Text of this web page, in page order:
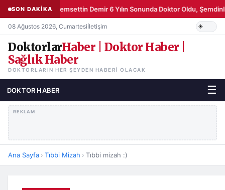
SON DAKİKA Şemsettin Demir 6 Yılın Sonunda Doktor Oldu,
08 Ağustos 2026, Cumartesiİletişim
DoktorlarHaber | Doktor Haber |
Sağlık Haber
DOKTORLARIN HER ŞEYDEN HABERI OLACAK
DOKTOR HABER ☰
REKLAM
Ana Sayfa › Tıbbi Mizah › Tıbbi mizah :)